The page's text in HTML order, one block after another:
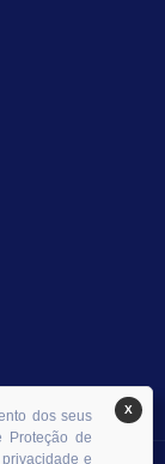
X
dos seus
de
e